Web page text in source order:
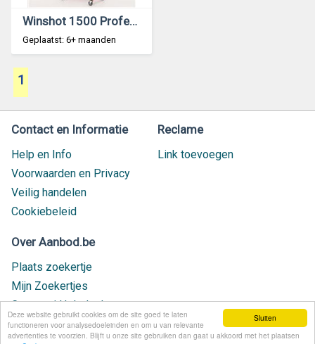
Sluiten
Deze website gebruikt cookies om de site goed te laten
functioneren voor analysedoeleinden en om u van relevante
advertenties te voorzien. Blijft u onze site gebruiken dan gaat u akkoord met het plaatsen
Winshot 1500 Professional Shooting Ball Equipment
Geplaatst: 6+ maanden
1
Contact en Informatie
Help en Info
Voorwaarden en Privacy
Veilig handelen
Cookiebeleid
Reclame
Link toevoegen
Over Aanbod.be
Plaats zoekertje
Mijn Zoekertjes
Contact / Helpdesk
Nieuw geplaatst